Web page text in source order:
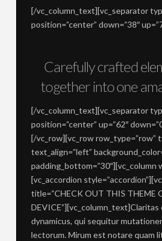
[/vc_column_text][vc_separator
position=”center” down=”38″
Carefully crafted
together into one
[/vc_column_text][vc_separator
position=”center” up=”62″
[/vc_row][vc_row row_type=”row”
text_align=”left”
padding_bottom=”30″][vc_column
[vc_accordion
title=”CHECK OUT THIS THEME
dynamicus, qui sequitur
lectorum. Mirum est notare quam